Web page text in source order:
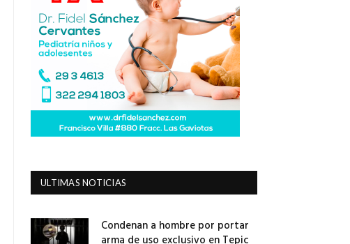
ULTIMAS NOTICIAS
Condenan a hombre por portar
arma de uso exclusivo en Tepic